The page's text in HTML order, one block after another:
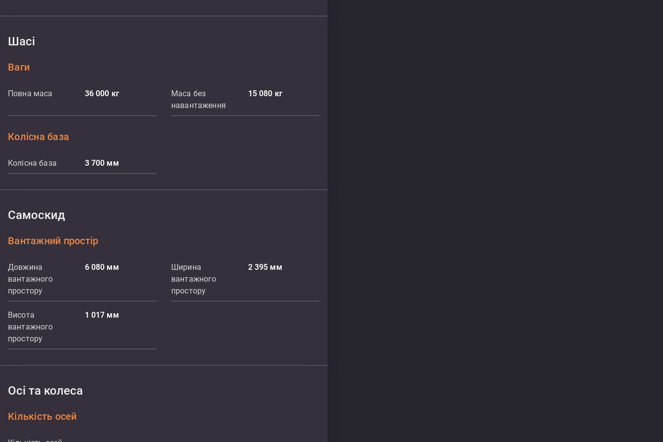
Шасі
Ваги
Повна маса 36 000 кг
Маса без
навантаження
15 080 кг
Колісна база
Колісна база 3 700 мм
Самоскид
Вантажний простір
Довжина
вантажного
простору
6 080 мм
Ширина
вантажного
простору
2 395 мм
Висота
вантажного
простору
1 017 мм
Осі та колеса
Кількість осей